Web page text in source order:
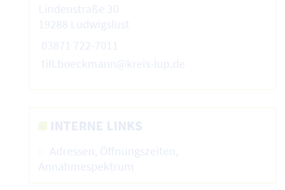
Lindenstraße 30
19288 Ludwigslust
03871 722-7011
till.boeckmann@kreis-lup.de
INTERNE LINKS
Adressen, Öffnungszeiten,
Annahmespektrum